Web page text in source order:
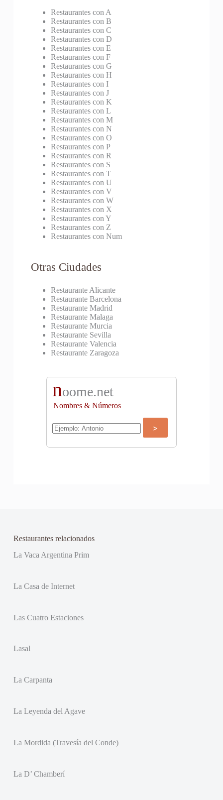
Restaurantes con A
Restaurantes con B
Restaurantes con C
Restaurantes con D
Restaurantes con E
Restaurantes con F
Restaurantes con G
Restaurantes con H
Restaurantes con I
Restaurantes con J
Restaurantes con K
Restaurantes con L
Restaurantes con M
Restaurantes con N
Restaurantes con O
Restaurantes con P
Restaurantes con R
Restaurantes con S
Restaurantes con T
Restaurantes con U
Restaurantes con V
Restaurantes con W
Restaurantes con X
Restaurantes con Y
Restaurantes con Z
Restaurantes con Num
Otras Ciudades
Restaurante Alicante
Restaurante Barcelona
Restaurante Madrid
Restaurante Malaga
Restaurante Murcia
Restaurante Sevilla
Restaurante Valencia
Restaurante Zaragoza
noome.net
Nombres & Números
Restaurantes relacionados
La Vaca Argentina Prim
La Casa de Internet
Las Cuatro Estaciones
Lasal
La Carpanta
La Leyenda del Agave
La Mordida (Travesía del Conde)
La D’ Chamberí